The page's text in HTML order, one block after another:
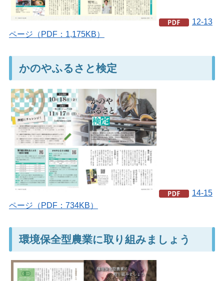
12-13
ページ（PDF：1,175KB）
かのやふるさと検定
14-15
ページ（PDF：734KB）
環境保全型農業に取り組みましょう